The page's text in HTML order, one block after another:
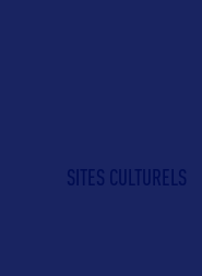
SITES CULTURELS